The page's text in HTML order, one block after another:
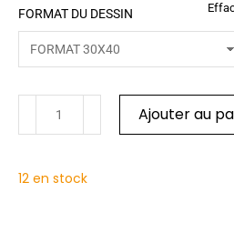
FORMAT DU DESSIN
Ajouter au
12 en stock